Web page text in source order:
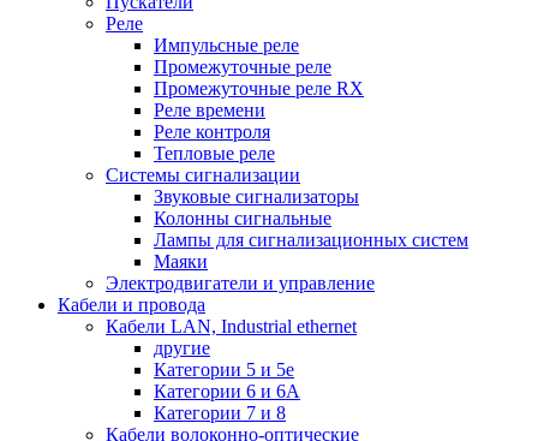
Реле
Импульсные реле
Промежуточные реле
Промежуточные реле RX
Реле времени
Реле контроля
Тепловые реле
Системы сигнализации
Звуковые сигнализаторы
Колонны сигнальные
Лампы для сигнализационных систем
Маяки
Электродвигатели и управление
Кабели и провода
Кабели LAN, Industrial ethernet
другие
Категории 5 и 5е
Категории 6 и 6A
Категории 7 и 8
Кабели волоконно-оптические